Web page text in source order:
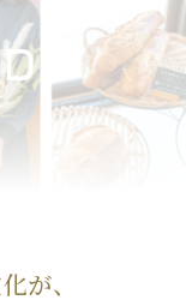
。
が、